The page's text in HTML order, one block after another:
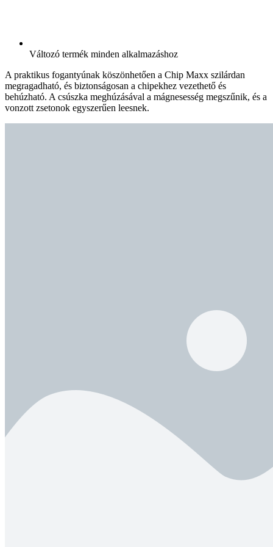
Változó termék minden alkalmazáshoz
A praktikus fogantyúnak köszönhetően a Chip Maxx szilárdan
megragadható, és biztonságosan a chipekhez vezethető és
behúzható. A csúszka meghúzásával a mágnesesség megszűnik, és a
vonzott zsetonok egyszerűen leesnek.